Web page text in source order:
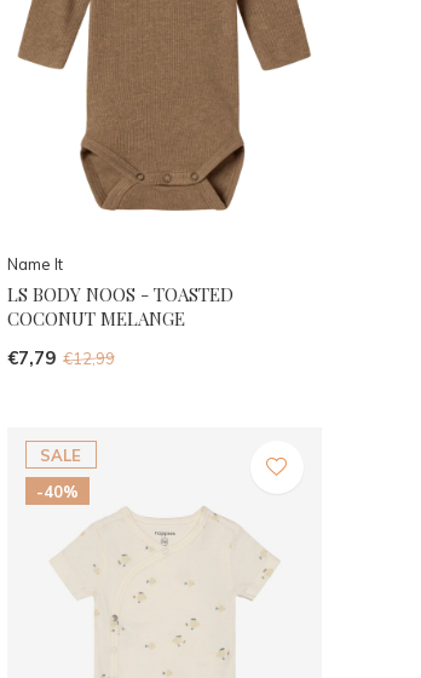
Name It
LS BODY NOOS - TOASTED
COCONUT MELANGE
€7,79 €12,99
SALE
-40%